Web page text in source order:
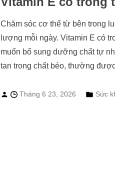
Chăm sóc cơ thể từ bên trong
lượng mỗi ngày. Vitamin E có
muốn bổ sung dưỡng chất tự
tan trong chất béo, thường
Tháng 6 23, 2026 Sức